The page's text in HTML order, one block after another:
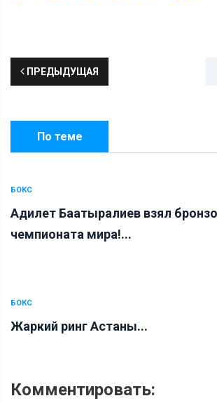
ПРЕДЫДУЩАЯ
По теме
БОКС
Адилет Баатыралиев взял
чемпионата мира!...
БОКС
Жаркий ринг Астаны...
Комментировать: